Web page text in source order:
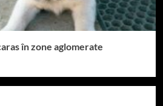
în zone aglomerate